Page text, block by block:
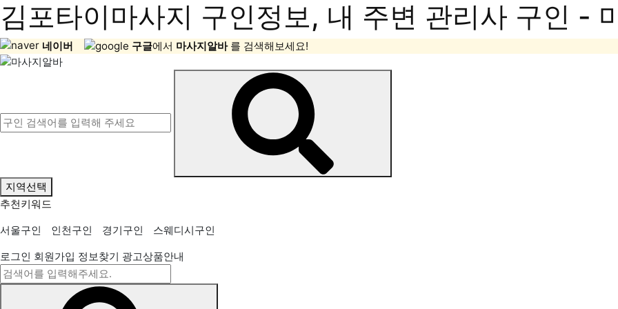
김포타이마사지 구인정보, 내 주변 관리사 구인 -
네이버 구글에서 마사지알바 를 검색해보세요!
지역선택
추천키워드
서울구인
인천구인 경기구인
스웨디시구인
로그인 회원가입 정보찾기 광고상품안내